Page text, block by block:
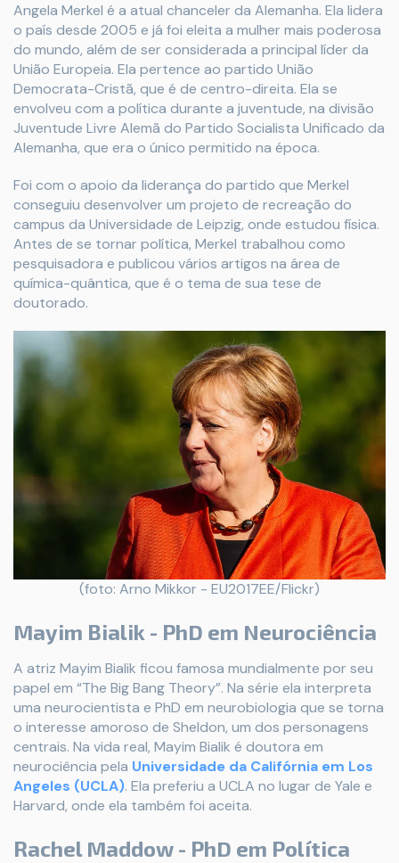
Angela Merkel é a atual chanceler da Alemanha. Ela lidera
o país desde 2005 e já foi eleita a mulher mais poderosa
do mundo, além de ser considerada a principal líder da
União Europeia. Ela pertence ao partido União
Democrata-Cristã, que é de centro-direita. Ela se
envolveu com a política durante a juventude, na divisão
Juventude Livre Alemã do Partido Socialista Unificado da
Alemanha, que era o único permitido na época.
Foi com o apoio da liderança do partido que Merkel
conseguiu desenvolver um projeto de recreação do
campus da Universidade de Leipzig, onde estudou física.
Antes de se tornar política, Merkel trabalhou como
pesquisadora e publicou vários artigos na área de
química-quântica, que é o tema de sua tese de
doutorado.
(foto: Arno Mikkor - EU2017EE/Flickr)
Mayim Bialik - PhD em Neurociência
A atriz Mayim Bialik ficou famosa mundialmente por seu
papel em “The Big Bang Theory”. Na série ela interpreta
uma neurocientista e PhD em neurobiologia que se torna
o interesse amoroso de Sheldon, um dos personagens
centrais. Na vida real, Mayim Bialik é doutora em
neurociência pela Universidade da Califórnia em Los
Angeles (UCLA). Ela preferiu a UCLA no lugar de Yale e
Harvard, onde ela também foi aceita.
Rachel Maddow - PhD em Política